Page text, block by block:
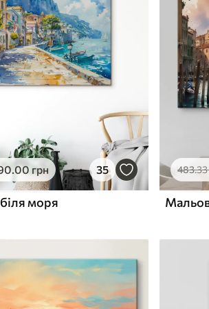
запаху ✓Безпечне чорнило без запаху
✓
Поверхня з текстурою
полотна
✓Екологічний матеріал
.00 грн 35
моря
483.33